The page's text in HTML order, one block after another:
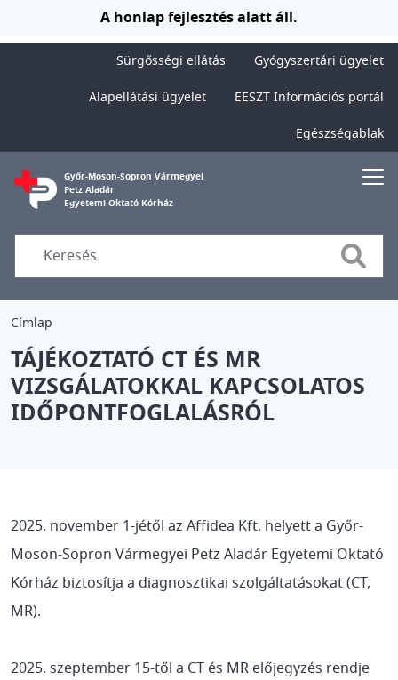
Ugrás a tartalomraA honlap fejlesztés alatt áll.
Sürgősségi ellátás
Gyógyszertári ügyelet
Alapellátási ügyelet
EESZT Információs portál
Egészségablak
Győr-Moson-Sopron Vármegyei
Petz Aladár
Egyetemi Oktató Kórház
Search
Címlap
TÁJÉKOZTATÓ CT ÉS MR
VIZSGÁLATOKKAL KAPCSOLATOS
IDŐPONTFOGLALÁSRÓL
2025. november 1-jétől az Affidea Kft. helyett a Győr-
Moson-Sopron Vármegyei Petz Aladár Egyetemi Oktató
Kórház biztosítja a diagnosztikai szolgáltatásokat (CT,
MR).
2025. szeptember 15-től a CT és MR előjegyzés rendje